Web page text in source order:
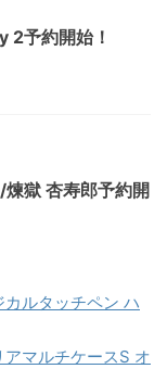
2予約開始！
獄 杏寿郎予約開
ルタッチペン ハ
マルチケースS オ